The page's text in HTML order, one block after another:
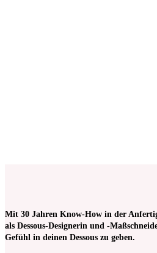
Mit 30 Jahren Know-How in der
als Dessous-Designerin und -
Gefühl in deinen Dessous zu geben.